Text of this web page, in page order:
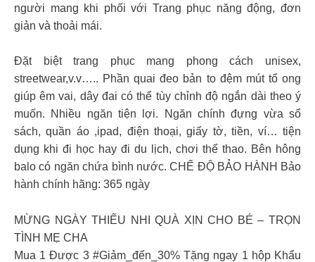
người mang khi phối với Trang phục năng động, đơn
giản và thoải mái.
Đặt biệt trang phục mang phong cách unisex,
streetwear,v.v….. Phần quai đeo bản to đệm mút tổ ong
giúp êm vai, dây đai có thể tùy chỉnh độ ngắn dài theo ý
muốn. Nhiều ngăn tiện lợi. Ngăn chính đựng vừa sổ
sách, quần áo ,ipad, điện thoại, giấy tờ, tiền, ví… tiện
dụng khi đi học hay đi du lịch, chơi thể thao. Bên hông
balo có ngăn chứa bình nước. CHẾ ĐỘ BẢO HÀNH Bảo
hành chính hãng: 365 ngày
MỪNG NGÀY THIẾU NHI QUÀ XỊN CHO BÉ – TRỌN
TÌNH MẸ CHA
Mua 1 Được 3 #Giảm_đến_30% Tặng ngay 1 hộp Khẩu